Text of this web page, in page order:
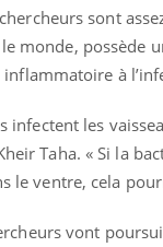
sont
monde, possède
à
infectent les
Taha. « Si la
le ventre, cela
vont